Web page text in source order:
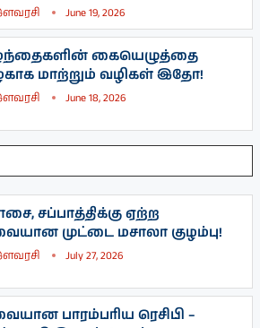
June 19, 2026
கையெழுத்தை
மாற்றும் வழிகள் இதோ!
June 18, 2026
சப்பாத்திக்கு ஏற்ற
முட்டை மசாலா குழம்பு!
July 27, 2026
பாரம்பரிய ரெசிபி –